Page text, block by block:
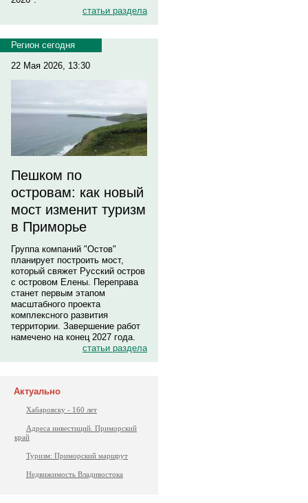
статьи раздела
Регион сегодня
22 Мая 2026, 13:30
Пешком по
островам: как новый
мост изменит туризм
в Приморье
Группа компаний "Остов"
планирует построить мост,
который свяжет Русский остров
с островом Елены. Переправа
станет первым этапом
масштабного проекта
комплексного развития
территории. Завершение работ
намечено на конец 2027 года.
статьи раздела
Актуально
Хабаровску - 160 лет
Адреса инвестиций. Приморский
край
Туризм: Приморский маршрут
Недвижимость Владивостока